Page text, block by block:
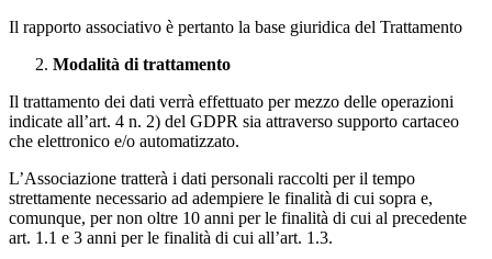
Il rapporto associativo è pertanto la base giuridica del Trattamento
Modalità di trattamento
Il trattamento dei dati verrà effettuato per mezzo delle operazioni
indicate all’art. 4 n. 2) del GDPR sia attraverso supporto cartaceo
che elettronico e/o automatizzato.
L’Associazione tratterà i dati personali raccolti per il tempo
strettamente necessario ad adempiere le finalità di cui sopra e,
comunque, per non oltre 10 anni per le finalità di cui al precedente
art. 1.1 e 3 anni per le finalità di cui all’art. 1.3.